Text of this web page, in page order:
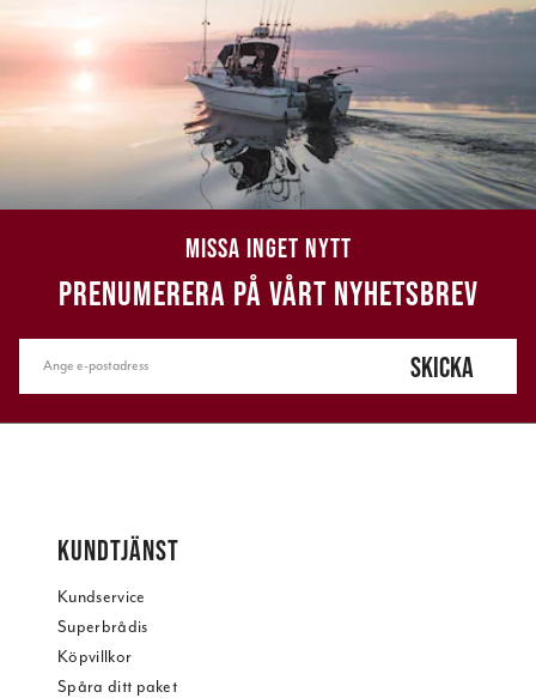
MISSA INGET NYTT
PRENUMERERA PÅ VÅRT NYHETSBREV
SKICKA
KUNDTJÄNST
Kundservice
Superbrådis
Köpvillkor
Spåra ditt paket